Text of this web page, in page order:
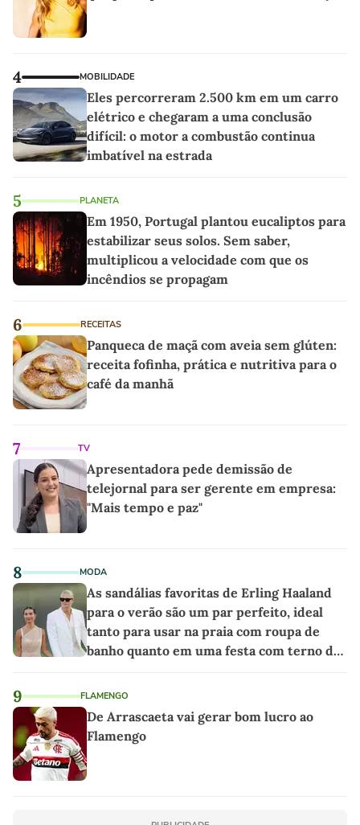
4 MOBILIDADE
Eles percorreram 2.500 km em um carro
elétrico e chegaram a uma conclusão
difícil: o motor a combustão continua
imbatível na estrada
5 PLANETA
Em 1950, Portugal plantou eucaliptos para
estabilizar seus solos. Sem saber,
multiplicou a velocidade com que os
incêndios se propagam
6 RECEITAS
Panqueca de maçã com aveia sem glúten:
receita fofinha, prática e nutritiva para o
café da manhã
7 TV
Apresentadora pede demissão de
telejornal para ser gerente em empresa:
"Mais tempo e paz"
8 MODA
As sandálias favoritas de Erling Haaland
para o verão são um par perfeito, ideal
tanto para usar na praia com roupa de
banho quanto em uma festa com terno de
9 FLAMENGO
De Arrascaeta vai gerar bom lucro ao
Flamengo